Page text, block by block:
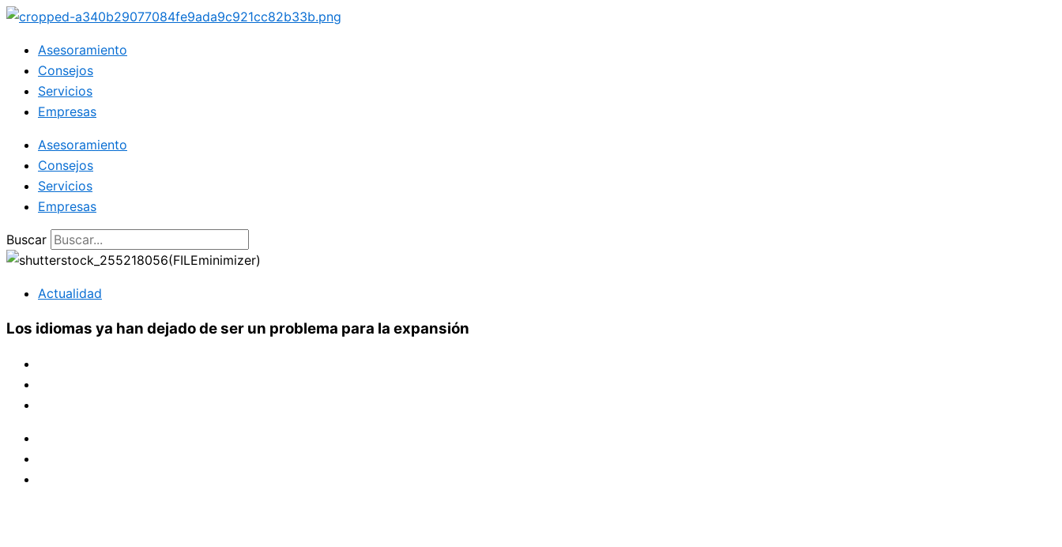
Ir
contenidoAsesoramiento
Consejos
Servicios
Empresas
Asesoramiento
Consejos
Servicios
Empresas
Buscar
Actualidad
Los idiomas ya han dejado de ser un problema para la expansión